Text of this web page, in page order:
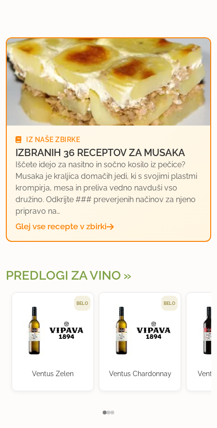
IZ NAŠE ZBIRKE
IZBRANIH 36 RECEPTOV ZA MUSAKA
Iščete idejo za nasitno in sočno kosilo iz pečice?
Musaka je kraljica domačih jedi, ki s svojimi plastmi
krompirja, mesa in preliva vedno navduši vso
družino. Odkrijte ### preverjenih načinov za njeno
pripravo na…
Glej vse recepte v zbirki
PREDLOGI ZA VINO
BELO
Ventus Zelen
BELO
Ventus Chardonnay